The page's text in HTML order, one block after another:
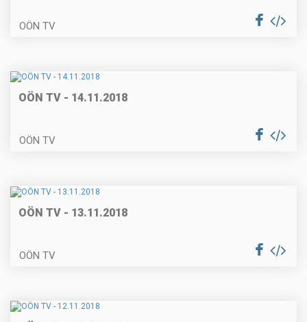
OÖN TV
OÖN TV - 14.11.2018
OÖN TV
OÖN TV - 13.11.2018
OÖN TV